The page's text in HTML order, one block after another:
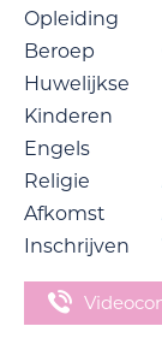
Opleiding
Beroep
Huwelijkse
Kinderen
Engels
Religie
Afkomst
Inschrijven